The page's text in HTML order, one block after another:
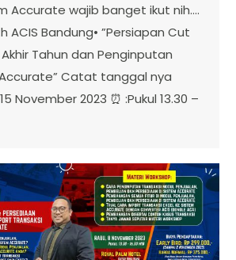
Accurate wajib banget ikut nih….
ACIS Bandung• ”Persiapan Cut
Tahun dan Penginputan
Catat tanggal nya
November 2023 ⏰ :Pukul 13.30 –